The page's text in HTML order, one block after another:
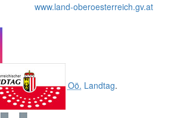
www.land-oberoesterreich.gv.at
Oö. Landtag.